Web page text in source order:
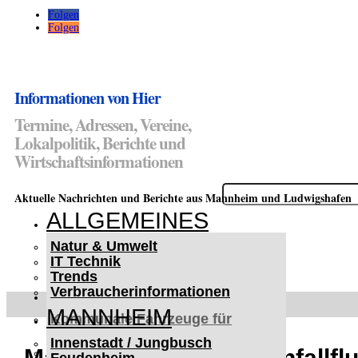
Folgen
Folgen
Informationen von Hier
Termine, Adressen, Vereine,
Lokalpolitik, Berichte und
Wirtschaftsinformationen
Suchen
nach:
Aktuelle Nachrichten und Berichte aus Mannheim und Ludwigshafen
ALLGEMEINES
Natur & Umwelt
IT Technik
Trends
Verbraucherinformationen
MANNHEIM
Innenstadt / Jungbusch
< UKRAINE >
Kommunale Fahrzeuge für
Czernowitz
Nutzfahrzeuge für Czernowitz